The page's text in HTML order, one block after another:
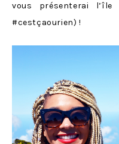
vous présenterai
#cestçaourien) !